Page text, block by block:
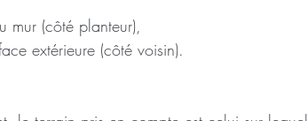
mur (côté planteur),
extérieure (côté voisin).